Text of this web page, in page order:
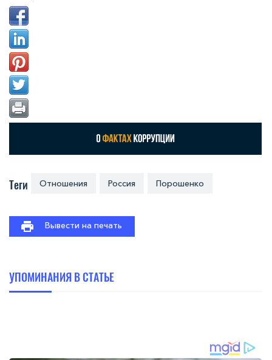
Теги Отношения Россия Порошенко
Вывести на печать
УПОМИНАНИЯ В СТАТЬЕ